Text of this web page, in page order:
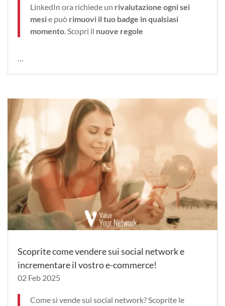
LinkedIn ora richiede un rivalutazione ogni sei
mesie può rimuovi il tuo badge in qualsiasi
momento. Scopri il nuove regole
…
Scoprite come vendere sui social network e
incrementare il vostro e-commerce!
02 Feb 2025
Come si vende sui social network? Scoprite le